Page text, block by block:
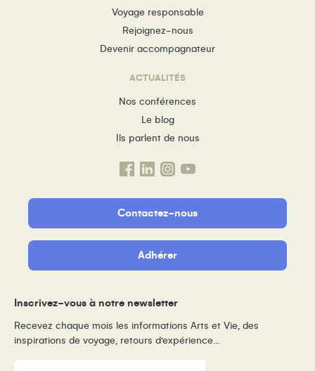
Voyage responsable
Rejoignez-nous
Devenir accompagnateur
ACTUALITÉS
Nos conférences
Le blog
Ils parlent de nous
Contactez-nous
Adhérer
Inscrivez-vous à notre newsletter
Recevez chaque mois les informations Arts et Vie, des
inspirations de voyage, retours d’expérience…
E-